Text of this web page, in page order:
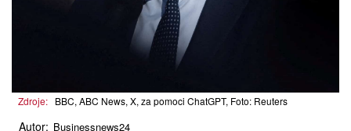
Zdroje: BBC, ABC News, X, za pomoci ChatGPT, Foto: Reuters
Autor: Businessnews24